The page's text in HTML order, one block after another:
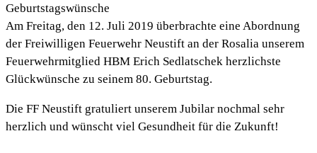
Geburtstagswünsche
Am Freitag, den 12. Juli 2019 überbrachte eine Abordnung
der Freiwilligen Feuerwehr Neustift an der Rosalia unserem
Feuerwehrmitglied HBM Erich Sedlatschek herzlichste
Glückwünsche zu seinem 80. Geburtstag.
Die FF Neustift gratuliert unserem Jubilar nochmal sehr
herzlich und wünscht viel Gesundheit für die Zukunft!